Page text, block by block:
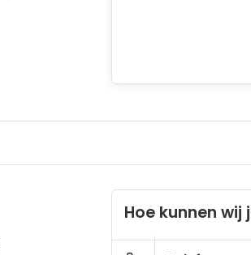
Hoe kunnen wij